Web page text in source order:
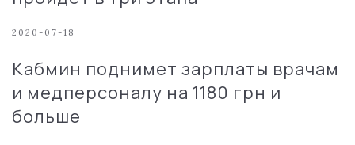
2020-07-18
Кабмин поднимет зарплаты врачам
и медперсоналу на 1180 грн и
больше